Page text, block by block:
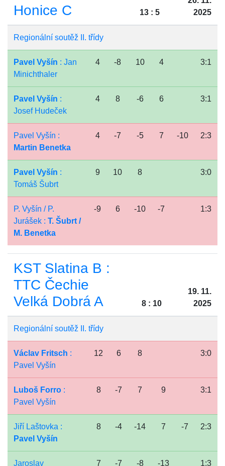
Honice C
13 : 5
2025
Regionální soutěž II. třídy
Pavel Vyšín : Jan
Minichthaler
4 -8 10 4 3:1
Pavel Vyšín :
Josef Hudeček
4 8 -6 6 3:1
Pavel Vyšín :
Martin Benetka
4 -7 -5 7 -10 2:3
Pavel Vyšín :
Tomáš Šubrt
9 10 8 3:0
P. Vyšín / P.
Jurášek : T. Šubrt /
M. Benetka
-9 6 -10 -7 1:3
KST Slatina B :
TTC Čechie
Velká Dobrá A
8 : 10
19. 11.
2025
Regionální soutěž II. třídy
Václav Fritsch :
Pavel Vyšín
12 6 8 3:0
Luboš Forro :
Pavel Vyšín
8 -7 7 9 3:1
Jiří Laštovka :
Pavel Vyšín
8 -4 -14 7 -7 2:3
Jaroslav
7 -7 -8 -13 1:3